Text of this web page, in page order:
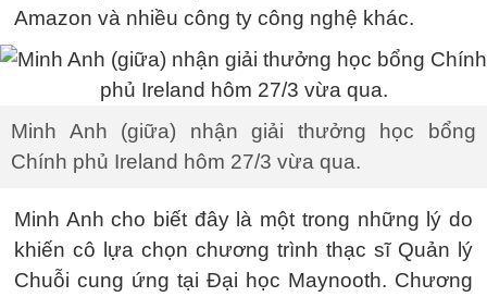
Amazon và nhiều công ty công nghệ khác.
Minh Anh (giữa) nhận giải thưởng học bổng
Chính phủ Ireland hôm 27/3 vừa qua.
Minh Anh cho biết đây là một trong những lý do
khiến cô lựa chọn chương trình thạc sĩ Quản lý
Chuỗi cung ứng tại Đại học Maynooth. Chương